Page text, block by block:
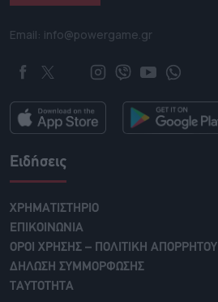
Email: info@powergame.gr
Ειδήσεις
ΧΡΗΜΑΤΙΣΤΗΡΙΟ
ΕΠΙΚΟΙΝΩΝΙΑ
ΟΡΟΙ ΧΡΗΣΗΣ – ΠΟΛΙΤΙΚΗ ΑΠΟΡΡΗΤΟΥ
ΔΗΛΩΣΗ ΣΥΜΜΟΡΦΩΣΗΣ
ΤΑΥΤΟΤΗΤΑ